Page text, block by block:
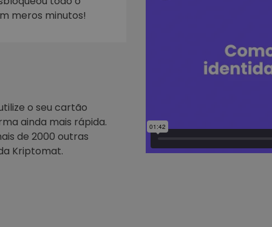
meros minutos!
o seu cartão
ainda mais rápida.
de 2000 outras
Kriptomat.